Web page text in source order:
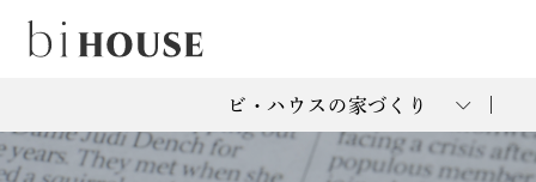
ビ・ハウスの家づくり